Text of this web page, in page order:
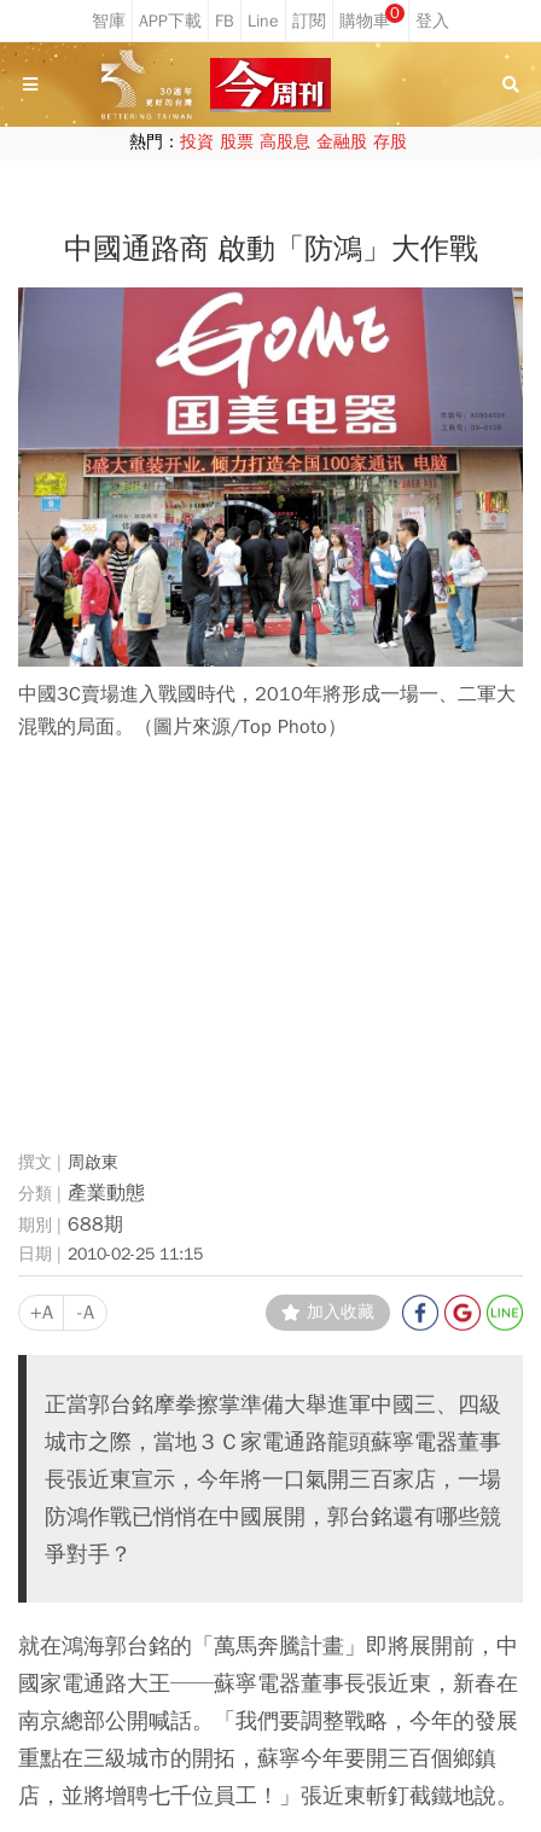
0
熱門： 投資 股票 高股息 金融股 存股
中國通路商 啟動「防鴻」大作戰
中國3C賣場進入戰國時代，2010年將形成一場一、二軍大
混戰的局面。（圖片來源/Top Photo）
周啟東
產業動態
688期
2010-02-25 11:15
+A -A 加入收藏
正當郭台銘摩拳擦掌準備大舉進軍中國三、四級
城市之際，當地３Ｃ家電通路龍頭蘇寧電器董事
長張近東宣示，今年將一口氣開三百家店，一場
防鴻作戰已悄悄在中國展開，郭台銘還有哪些競
爭對手？
就在鴻海郭台銘的「萬馬奔騰計畫」即將展開前，中
國家電通路大王──蘇寧電器董事長張近東，新春在
南京總部公開喊話。「我們要調整戰略，今年的發展
重點在三級城市的開拓，蘇寧今年要開三百個鄉鎮
店，並將增聘七千位員工！」張近東斬釘截鐵地說。